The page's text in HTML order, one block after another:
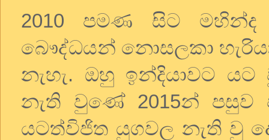
2010 පමණ සිට මහින්ද
බෞද්ධයන් නොසලකා
නැහැ. ඔහු ඉන්දියාවට
නැති වුණේ 2015න්
යටත්විජිත යුගවල නැති වු